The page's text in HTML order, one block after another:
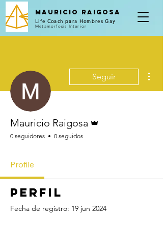
Mauricio Raigosa
Life Coach para Hombres Gay
Metamorfosis Interior
Seguir
Mauricio Raigosa
0 seguidores 0 seguidos
Profile
Perfil
Fecha de registro: 19 jun 2024